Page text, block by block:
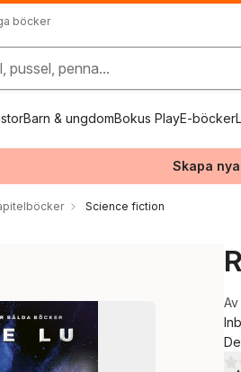
böcker
pussel, penna...
Barn & ungdomBokus PlayE-böcker
Skapa
Science fiction
Av